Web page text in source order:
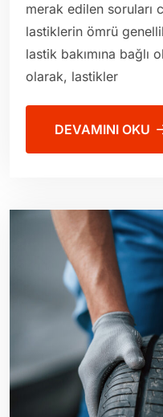
merak edilen soruları
lastiklerin ömrü
lastik bakımına bağlı
olarak, lastikler
DEVAMINI OKU